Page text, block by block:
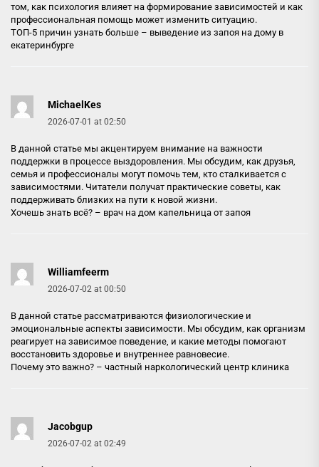
том, как психология влияет на формирование зависимостей и как
профессиональная помощь может изменить ситуацию.
ТОП-5 причин узнать больше – выведение из запоя на дому в
екатеринбурге
MichaelKes
2026-07-01 at 02:50
В данной статье мы акцентируем внимание на важности
поддержки в процессе выздоровления. Мы обсудим, как друзья,
семья и профессионалы могут помочь тем, кто сталкивается с
зависимостями. Читатели получат практические советы, как
поддерживать близких на пути к новой жизни.
Хочешь знать всё? – врач на дом капельница от запоя
Williamfeerm
2026-07-02 at 00:50
В данной статье рассматриваются физиологические и
эмоциональные аспекты зависимости. Мы обсудим, как организм
реагирует на зависимое поведение, и какие методы помогают
восстановить здоровье и внутреннее равновесие.
Почему это важно? – частный наркологический центр клиника
Jacobgup
2026-07-02 at 02:49